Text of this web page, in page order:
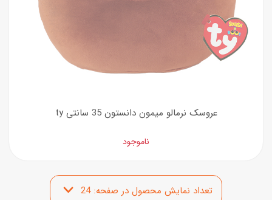
عروسک نرمالو میمون دانستون 35 سانتی ty
ناموجود